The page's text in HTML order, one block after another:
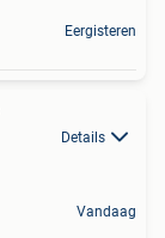
Eergisteren
Details
Vandaag